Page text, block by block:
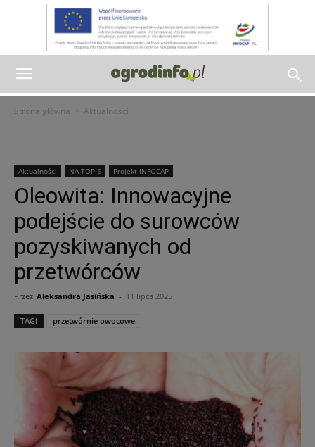
Strona główna Aktualności
Aktualności NA TOPIE Projekt INFOCAP
Oleowita: Innowacyjne
podejście do surowców
pozyskiwanych od
przetwórców
Przez Aleksandra Jasińska - 11 lipca 2025
TAGI przetwórnie owocowe